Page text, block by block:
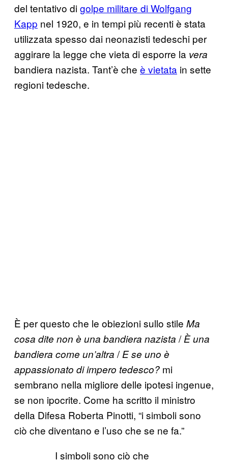
del tentativo digolpe militare di Wolfgang
Kapp nel 1920, e in tempi più recenti è stata
utilizzata spesso dai neonazisti tedeschi per
aggirare la legge che vieta di esporre la vera
bandiera nazista. Tant’è che è vietata in sette
regioni tedesche.
È per questo che le obiezioni sullo stile Ma
cosa dite non è una bandiera nazista /È una
bandiera come un’altra /E se uno è
appassionato di impero tedesco? mi
sembrano nella migliore delle ipotesi ingenue,
se non ipocrite. Come ha scritto il ministro
della Difesa Roberta Pinotti, “i simboli sono
ciò che diventano e l’uso che se ne fa.”
I simboli sono ciò che